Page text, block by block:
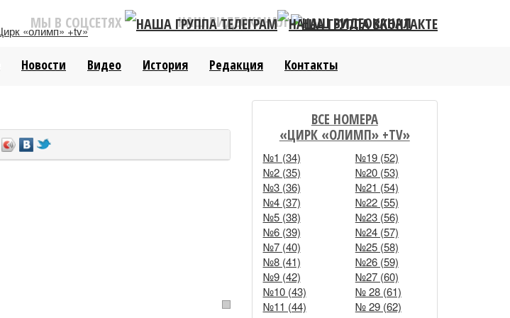
НАШ ВИДЕОКАНАЛ
МЫ В СОЦСЕТЯХ
Новости Видео История Редакция Контакты
ВСЕ НОМЕРА
«ЦИРК «ОЛИМП» +TV»
№1 (34)
№2 (35)
№3 (36)
№4 (37)
№5 (38)
№6 (39)
№7 (40)
№8 (41)
№9 (42)
№10 (43)
№11 (44)
№19 (52)
№20 (53)
№21 (54)
№22 (55)
№23 (56)
№24 (57)
№25 (58)
№26 (59)
№27 (60)
№ 28 (61)
№ 29 (62)